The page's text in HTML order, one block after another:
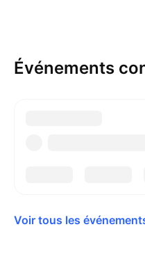
Événements
Voir tous les